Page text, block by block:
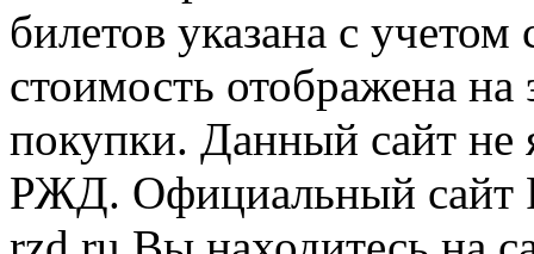
билетов указана с
стоимость отображена
покупки. Данный сайт не
РЖД. Официальный сайт